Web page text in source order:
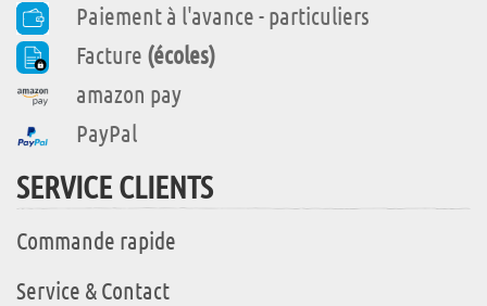
Paiement à l'avance - particuliers
Facture (écoles)
amazon pay
PayPal
SERVICE CLIENTS
Commande rapide
Service & Contact